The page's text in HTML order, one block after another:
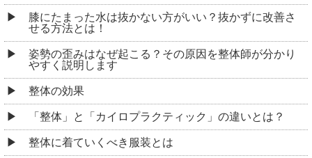
膝にたまった水は抜かない方がいい？抜かずに改善さ
せる方法とは！
姿勢の歪みはなぜ起こる？その原因を整体師が分かり
やすく説明します
整体の効果
「整体」と「カイロプラクティック」の違いとは？
整体に着ていくべき服装とは